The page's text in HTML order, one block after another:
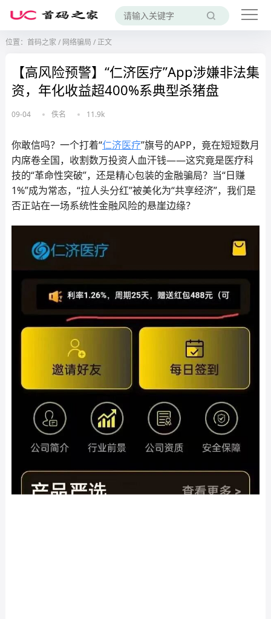
位置： 首码之家 / 网络骗局 /正文
【高风险预警】“仁济医疗”App涉嫌非法集
资，年化收益超400%系典型杀猪盘
09-04 佚名 11.9k
你敢信吗？一个打着“仁济医疗”旗号的APP，竟在短短数月
内席卷全国，收割数万投资人血汗钱——这究竟是医疗科
技的“革命性突破”，还是精心包装的金融骗局？当“日赚
1%”成为常态，“拉人头分红”被美化为“共享经济”，我们是
否正站在一场系统性金融风险的悬崖边缘？